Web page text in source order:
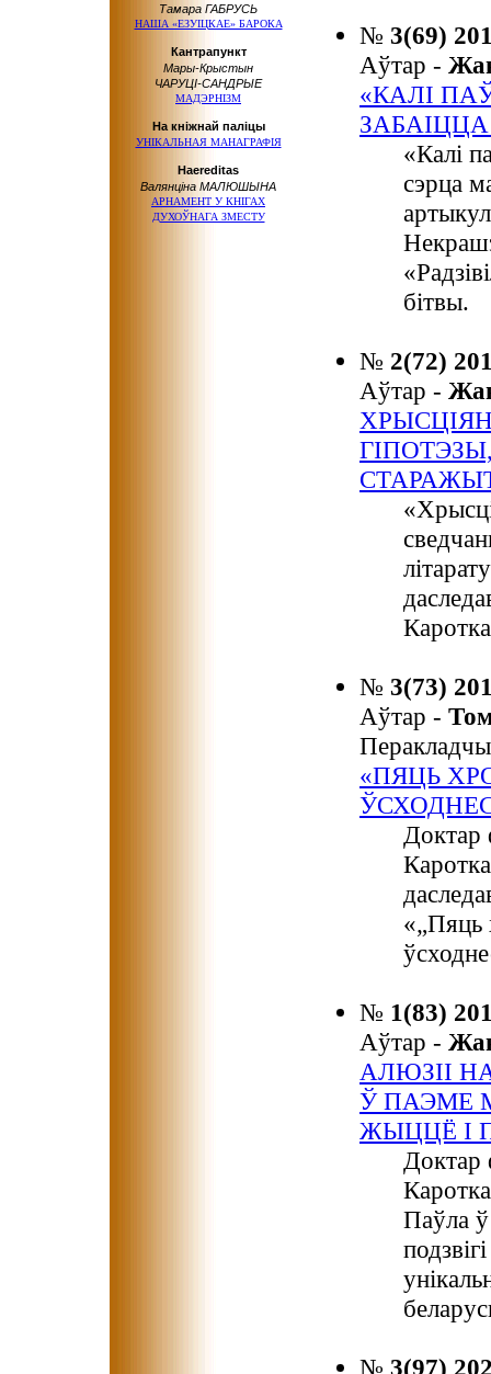
Тамара ГАБРУСЬ
НАША «ЕЗУІЦКАЕ» БАРОКА
Кантрапункт
Мары-Крыстын
ЧАРУЦІ-САНДРЫЕ
МАДЭРНІЗМ
На кніжнай паліцы
УНІКАЛЬНАЯ МАНАГРАФІЯ
Haereditas
Валянціна МАЛЮШЫНА
АРНАМЕНТ У КНІГАХ
ДУХОЎНАГА ЗМЕСТУ
№ 3(69)
Аўтар -
«КАЛІ
«Калі
сэрца
бітвы.
№ 2(72)
Аўтар -
№ 3(73)
Аўтар -
«ПЯЦЬ
Доктар
«„Пяць
№ 1(83)
Аўтар -
АЛЮЗІІ
Ў ПАЭМЕ
ЖЫЦЦЁ І
Доктар
Паўла
№ 3(97)